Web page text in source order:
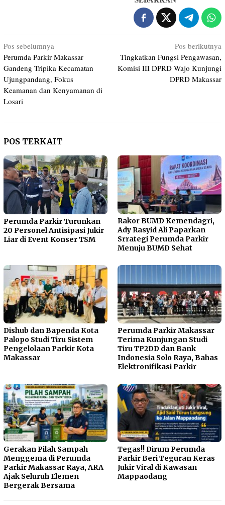
Navigasi
pos
Pos sebelumnya
Perumda Parkir Makassar
Gandeng Tripika Kecamatan
Ujungpandang, Fokus
Keamanan dan Kenyamanan di
Losari
Pos berikutnya
Tingkatkan Fungsi Pengawasan,
Komisi III DPRD Wajo Kunjungi
DPRD Makassar
POS TERKAIT
Perumda Parkir Turunkan
20 Personel Antisipasi Jukir
Liar di Event Konser TSM
Rakor BUMD Kemendagri,
Ady Rasyid Ali Paparkan
Srrategi Perumda Parkir
Menuju BUMD Sehat
Dishub dan Bapenda Kota
Palopo Studi Tiru Sistem
Pengelolaan Parkir Kota
Makassar
Perumda Parkir Makassar
Terima Kunjungan Studi
Tiru TP2DD dan Bank
Indonesia Solo Raya, Bahas
Elektronifikasi Parkir
Gerakan Pilah Sampah
Menggema di Perumda
Parkir Makassar Raya, ARA
Ajak Seluruh Elemen
Bergerak Bersama
Tegas!! Dirum Perumda
Parkir Beri Teguran Keras
Jukir Viral di Kawasan
Mappaodang